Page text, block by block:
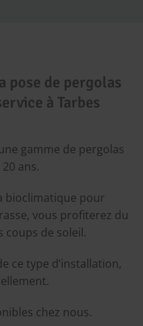
pose de pergolas
à Tarbes
gamme de pergolas
ans.
bioclimatique pour
vous profiterez du
coups de soleil.
ce type d’installation,
chez nous.